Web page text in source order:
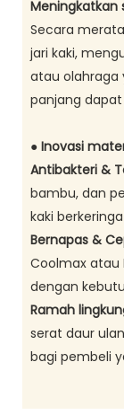
Meningkatkan
Secara
jari kaki,
atau olahraga
panjang
● Inovasi
Antibakteri &
bambu, dan
kaki
Bernapas &
Coolmax atau
dengan
Ramah
serat daur
bagi pembeli